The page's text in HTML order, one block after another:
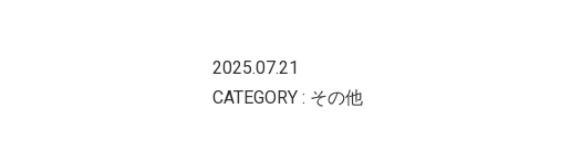
2025.07.21
CATEGORY : その他